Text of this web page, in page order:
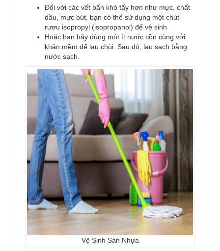
Đối với các vết bẩn khó tẩy hơn như mực, chất
dầu, mực bút, bạn có thể sử dụng một chút
rượu isopropyl (isopropanol) để vệ sinh
Hoặc bạn hãy dùng một ít nước cồn cùng với
khăn mềm để lau chùi. Sau đó, lau sạch bằng
nước sạch.
Vệ Sinh Sàn Nhựa